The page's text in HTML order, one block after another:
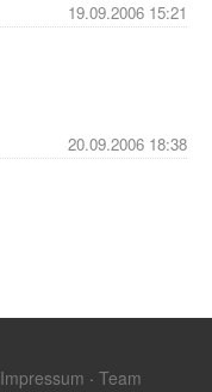
19.09.2006 15:21
20.09.2006 18:38
Impressum · Team